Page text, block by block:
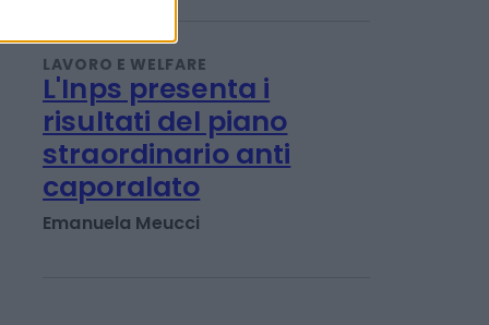
come funziona
Emanuela Meucci
LAVORO E WELFARE
L'Inps presenta i
risultati del piano